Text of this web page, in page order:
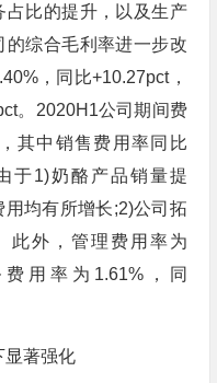
比的提升，以及生产
综合毛利率进一步改
，同比+10.27pct，
。2020H1公司期间费
其中销售费用率同比
于1)奶酪产品销量提
均有所增长;2)公司拓
此外，管理费用率为
费用率为1.61%，同
著强化